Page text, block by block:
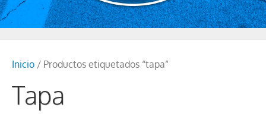
Inicio / Productos etiquetados “tapa”
Tapa